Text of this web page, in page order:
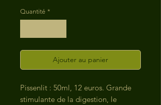
Quantité *
Ajouter au panier
Pissenlit : 50ml, 12 euros. Grande
stimulante de la digestion, le